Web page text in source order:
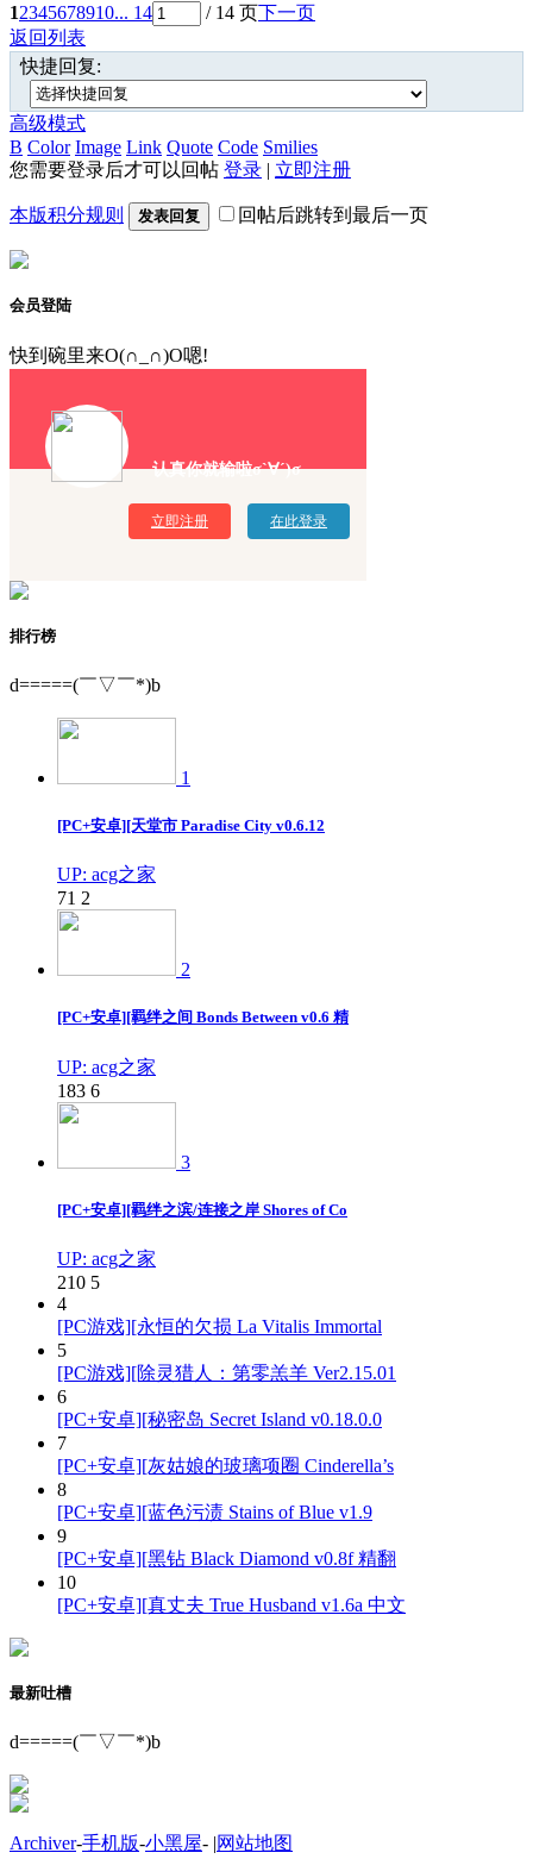
12345678910... 14 / 14 页下一页
返回列表
快捷回复:
高级模式
B Color Image Link Quote Code Smilies
您需要登录后才可以回帖 登录 | 立即注册
本版积分规则 发表回复 回帖后跳转到最后一页
会员登陆
快到碗里来O(∩_∩)O嗯!
认真你就输啦σ`∀´)σ
立即注册 在此登录
排行榜
d=====(￣▽￣*)b
1
[PC+安卓][天堂市 Paradise City v0.6.12
UP: acg之家
71 2
2
[PC+安卓][羁绊之间 Bonds Between v0.6 精
UP: acg之家
183 6
3
[PC+安卓][羁绊之滨/连接之岸 Shores of Co
UP: acg之家
210 5
4
[PC游戏][永恒的欠损 La Vitalis Immortal
5
[PC游戏][除灵猎人：第零羔羊 Ver2.15.01
6
[PC+安卓][秘密岛 Secret Island v0.18.0.0
7
[PC+安卓][灰姑娘的玻璃项圈 Cinderella’s
8
[PC+安卓][蓝色污渍 Stains of Blue v1.9
9
[PC+安卓][黑钻 Black Diamond v0.8f 精翻
10
[PC+安卓][真丈夫 True Husband v1.6a 中文
最新吐槽
d=====(￣▽￣*)b
Archiver-手机版-小黑屋- |网站地图